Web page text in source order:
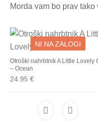
Morda vam bo prav
NI NA ZALOGI
Otroški nahrbtnik A Little Lovely
– Ocean
24.95€